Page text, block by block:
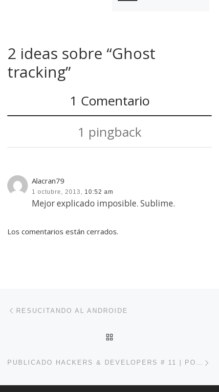
2 ideas sobre “Ghost
tracking”
1 Comentario
1 pingback
Alacran79
1 octubre, 2013, 10:52 am
Mejor explicado imposible. Sublime.
Los comentarios están cerrados.
Navegación de entradas
RESUCITANDO AL ANDROIDE
PUBLICADO HACKERS & DEVELOPERS # 11 | POR @HACKDEVMAGAZINE